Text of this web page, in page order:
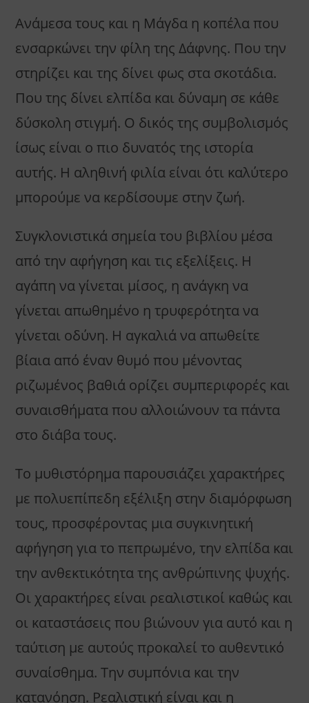
Ανάμεσα τους και η Μάγδα η κοπέλα που
ενσαρκώνει την φίλη της Δάφνης. Που την
στηρίζει και της δίνει φως στα σκοτάδια.
Που της δίνει ελπίδα και δύναμη σε κάθε
δύσκολη στιγμή. Ο δικός της συμβολισμός
ίσως είναι ο πιο δυνατός της ιστορία
αυτής. Η αληθινή φιλία είναι ότι καλύτερο
μπορούμε να κερδίσουμε στην ζωή.
Συγκλονιστικά σημεία του βιβλίου μέσα
από την αφήγηση και τις εξελίξεις. Η
αγάπη να γίνεται μίσος, η ανάγκη να
γίνεται απωθημένο η τρυφερότητα να
γίνεται οδύνη. Η αγκαλιά να απωθείτε
βίαια από έναν θυμό που μένοντας
ριζωμένος βαθιά ορίζει συμπεριφορές και
συναισθήματα που αλλοιώνουν τα πάντα
στο διάβα τους.
Το μυθιστόρημα παρουσιάζει χαρακτήρες
με πολυεπίπεδη εξέλιξη στην διαμόρφωση
τους, προσφέροντας μια συγκινητική
αφήγηση για το πεπρωμένο, την ελπίδα και
την ανθεκτικότητα της ανθρώπινης ψυχής.
Οι χαρακτήρες είναι ρεαλιστικοί καθώς και
οι καταστάσεις που βιώνουν για αυτό και η
ταύτιση με αυτούς προκαλεί το αυθεντικό
συναίσθημα. Την συμπόνια και την
κατανόηση. Ρεαλιστική είναι και η